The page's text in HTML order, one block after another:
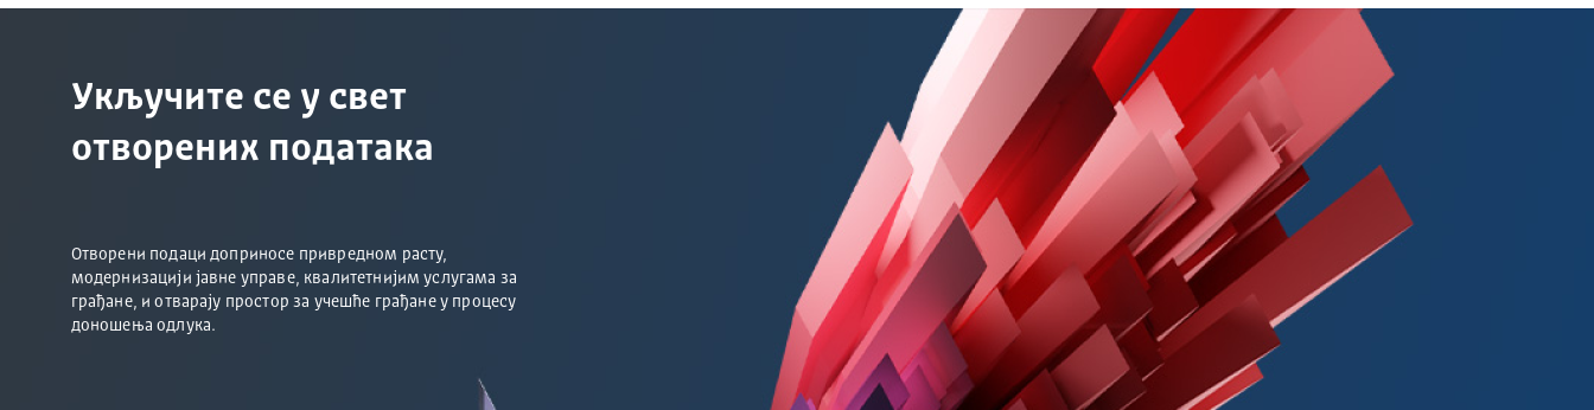
Укључите се у свет
отворених података
Отворени подаци доприносе привредном расту,
модернизацији јавне управе, квалитетнијим услугама за
грађане, и отварају простор за учешће грађане у процесу
доношења одлука.